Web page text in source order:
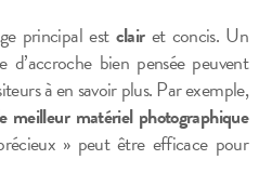
principal est clairet concis. Un
bien pensée peuvent
à en savoir plus. Par exemple,
meilleur matériel photographique
» peut être efficace pour